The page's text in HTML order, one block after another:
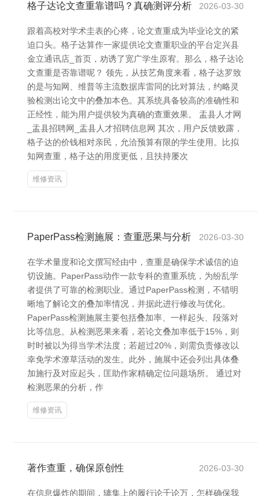
格子达论文查重靠谱吗？真确测评分析 2026-03-30
跟着高校对学术圭表的心疼，论文查重成为毕业论文的紧
迫口头。格子达算作一家提供论文查重职业的平台定兴县
金立通讯店_首页，劝诱了宽广学生原宥。那么，格子达论
文查重是否靠谱呢？ 领先，从技艺角度来看，格子达罗致
的是与知网、维普等主流数据库雷同的比对算法，约略灵
验检测出论文中的叠加本色。其系统具备较高的准确性和
正经性，能为用户提供较为真确的查重效果。 盂县人才网
_盂县招聘网_盂县人才招聘信息网 其次，用户反馈败露，
格子达的价钱相对亲民，允洽预算有限的学生使用。比拟
知网查重，格子达的用度更低，且扶持屡次
维修资讯
PaperPass检测施展：查重恶果与分析 2026-03-30
在学术量度和论文撰写经由中，查重是确保学术诚信的迫
切设施。PaperPass动作一款专科的查重系统，为纷乱学
者提供了可靠的检测职业。通过PaperPass检测，不错明
晰地了解论文的叠加率情况，并据此进行修改与优化。
PaperPass检测施展主要包括叠加率、一样起头、段落对
比等信息。从检测恶果来看，若论文叠加率低于15%，则
时时被以为得当学术法度；若超过20%，则需负责修改以
幸免学术潦草活动的发生。此外，施展中还会列出具体叠
加施行及对应起头，匡助作家精确定位问题场所。 通过对
检测恶果的分析，作
维修资讯
著作查重，确保原创性 2026-03-30
在信息爆炸的期间，辘集上的履行论千论万，怎样确保我